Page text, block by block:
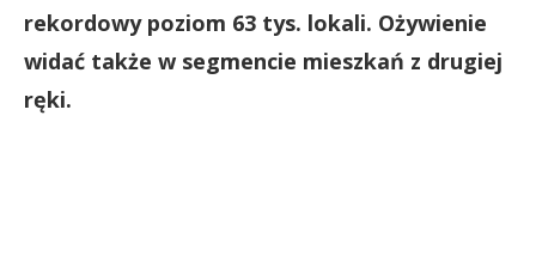
rekordowy poziom 63 tys. lokali. Ożywienie
widać także w segmencie mieszkań z drugiej
ręki.